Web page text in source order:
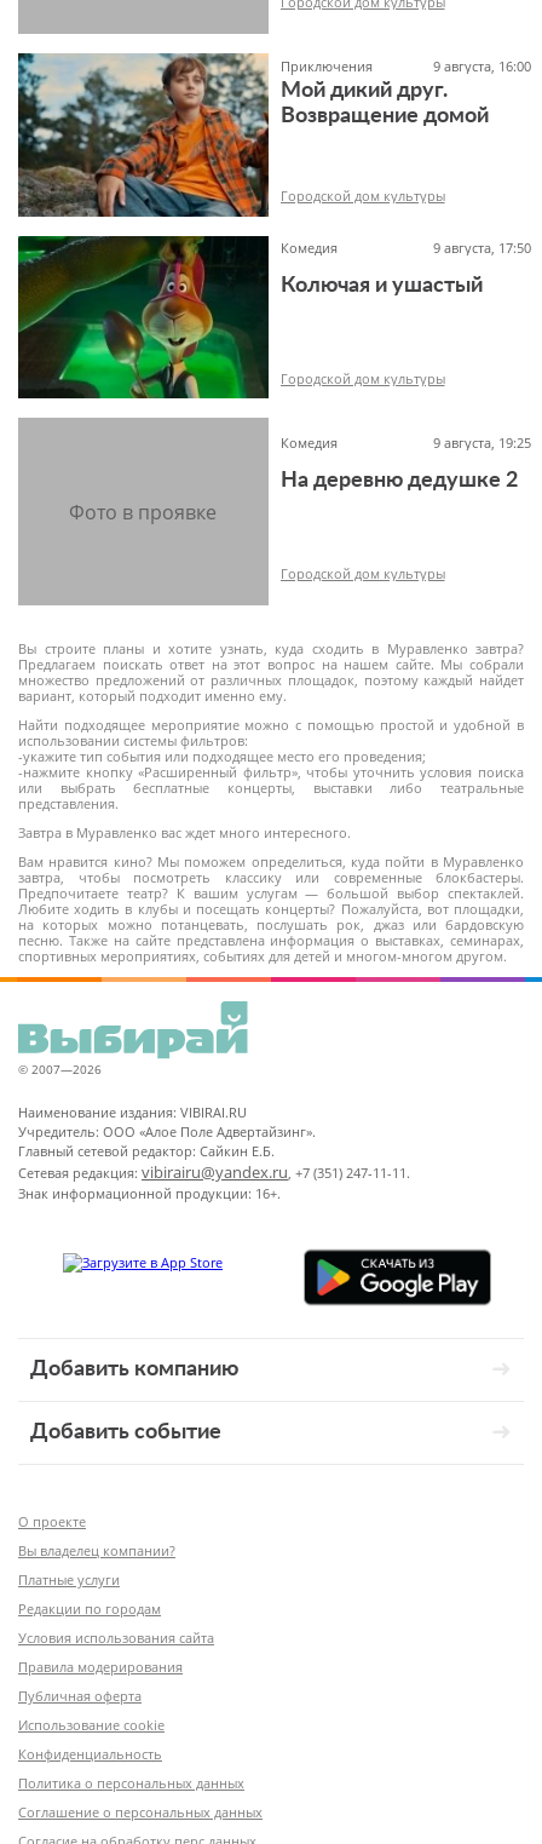
Вы строите планы и хотите узнать, куда сходить в Муравленко завтра?
Предлагаем поискать ответ на этот вопрос на нашем сайте. Мы собрали
множество предложений от различных площадок, поэтому каждый найдет
вариант, который подходит именно ему.
Найти подходящее мероприятие можно с помощью простой и удобной в
использовании системы фильтров:
-укажите тип события или подходящее место его проведения;
-нажмите кнопку «Расширенный фильтр», чтобы уточнить условия поиска
или выбрать бесплатные концерты, выставки либо театральные
представления.
Завтра в Муравленко вас ждет много интересного.
Вам нравится кино? Мы поможем определиться, куда пойти в Муравленко
завтра, чтобы посмотреть классику или современные блокбастеры.
Предпочитаете театр? К вашим услугам — большой выбор спектаклей.
Любите ходить в клубы и посещать концерты? Пожалуйста, вот площадки,
на которых можно потанцевать, послушать рок, джаз или бардовскую
песню. Также на сайте представлена информация о выставках, семинарах,
спортивных мероприятиях, событиях для детей и многом-многом другом.
Приключения 9 августа, 16:00
Мой дикий друг.
Возвращение домой
Городской дом культуры
Комедия 9 августа, 17:50
Колючая и ушастый
Городской дом культуры
Комедия 9 августа, 19:25
На деревню дедушке 2
Городской дом культуры
© 2007—2026
Наименование издания: VIBIRAI.RU
Учредитель: ООО «Алое Поле Адвертайзинг».
Главный сетевой редактор: Сайкин Е.Б.
Сетевая редакция: vibirairu@yandex.ru, +7 (351) 247-11-11.
Знак информационной продукции: 16+.
Добавить компанию
Добавить событие
О проекте
Вы владелец компании?
Платные услуги
Редакции по городам
Условия использования сайта
Правила модерирования
Публичная оферта
Использование cookie
Конфиденциальность
Политика о персональных данных
Соглашение о персональных данных